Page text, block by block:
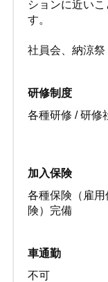
ションに近い
す。
社員会、納涼祭
研修制度
各種研修 / 研修
加入保険
各種保険（雇
険）完備
車通勤
不可